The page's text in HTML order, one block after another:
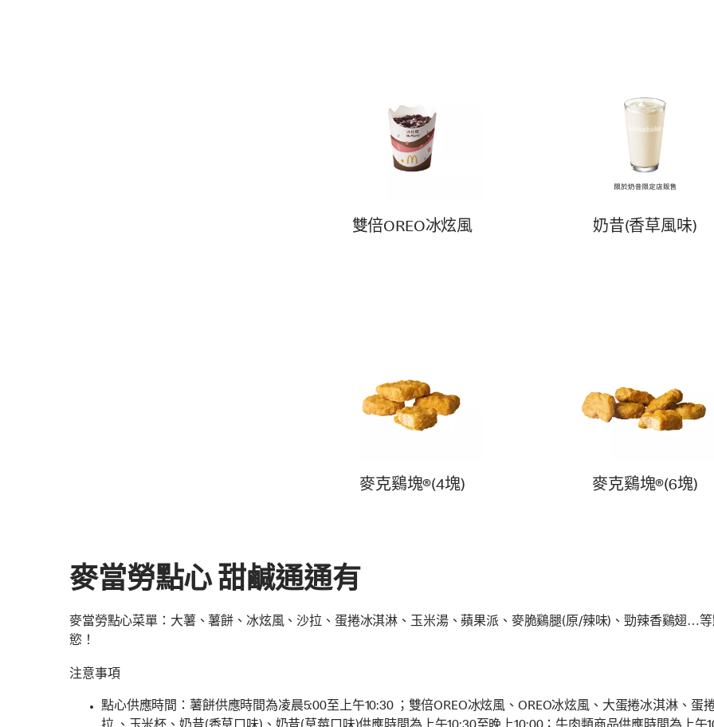
雙倍OREO冰炫風 奶昔(香草風味)
麥克鷄塊®(4塊) 麥克鷄塊®(6塊)
麥當勞點心 甜鹹通通有
麥當勞點心菜單：大薯、薯餅、冰炫風、沙拉、蛋捲冰淇淋、玉米湯、蘋果派、麥脆鷄腿(原/辣味)、勁辣香鷄翅…
慾！
注意事項
點心供應時間：薯餅供應時間為凌晨5:00至上午10:30 ；雙倍OREO冰炫風、OREO冰炫風、大蛋捲冰淇淋、蛋